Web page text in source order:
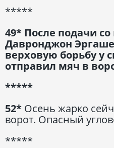
*****
49* После подачи
Давронджон
верховую борьбу у
отправил мяч в
*****
52* Осень жарко
ворот. Опасный
*****